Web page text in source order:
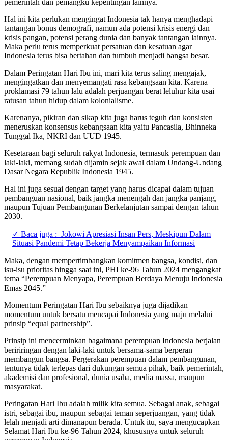
Hal ini kita perlukan mengingat Indonesia tak hanya menghadapi
tantangan bonus demografi, namun ada potensi krisis energi dan
krisis pangan, potensi perang dunia dan banyak tantangan lainnya.
Maka perlu terus memperkuat persatuan dan kesatuan agar
Indonesia terus bisa bertahan dan tumbuh menjadi bangsa besar.
Dalam Peringatan Hari Ibu ini, mari kita terus saling mengajak,
mengingatkan dan menyemangati rasa kebangsaan kita. Karena
proklamasi 79 tahun lalu adalah perjuangan berat leluhur kita usai
ratusan tahun hidup dalam kolonialisme.
Karenanya, pikiran dan sikap kita juga harus teguh dan konsisten
meneruskan konsensus kebangsaan kita yaitu Pancasila, Bhinneka
Tunggal Ika, NKRI dan UUD 1945.
Kesetaraan bagi seluruh rakyat Indonesia, termasuk perempuan dan
laki-laki, memang sudah dijamin sejak awal dalam Undang-Undang
Dasar Negara Republik Indonesia 1945.
Hal ini juga sesuai dengan target yang harus dicapai dalam tujuan
pembanguan nasional, baik jangka menengah dan jangka panjang,
maupun Tujuan Pembangunan Berkelanjutan sampai dengan tahun
2030.
✓ Baca juga : Jokowi Apresiasi Insan Pers, Meskipun Dalam
Situasi Pandemi Tetap Bekerja Menyampaikan Informasi
Maka, dengan mempertimbangkan komitmen bangsa, kondisi, dan
isu-isu prioritas hingga saat ini, PHI ke-96 Tahun 2024 mengangkat
tema “Perempuan Menyapa, Perempuan Berdaya Menuju Indonesia
Emas 2045.”
Momentum Peringatan Hari Ibu sebaiknya juga dijadikan
momentum untuk bersatu mencapai Indonesia yang maju melalui
prinsip “equal partnership”.
Prinsip ini mencerminkan bagaimana perempuan Indonesia berjalan
beririringan dengan laki-laki untuk bersama-sama berperan
membangun bangsa. Pergerakan perempuan dalam pembangunan,
tentunya tidak terlepas dari dukungan semua pihak, baik pemerintah,
akademisi dan profesional, dunia usaha, media massa, maupun
masyarakat.
Peringatan Hari Ibu adalah milik kita semua. Sebagai anak, sebagai
istri, sebagai ibu, maupun sebagai teman seperjuangan, yang tidak
lelah menjadi arti dimanapun berada. Untuk itu, saya mengucapkan
Selamat Hari Ibu ke-96 Tahun 2024, khususnya untuk seluruh